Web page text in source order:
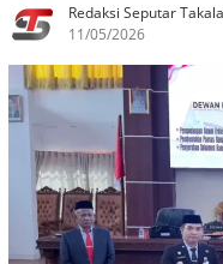
Redaksi Seputar
11/05/2026